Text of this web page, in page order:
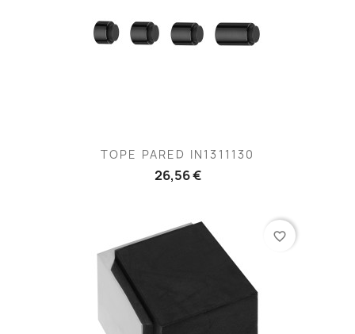
TOPE PARED IN1311130
26,56 €
favorite_border